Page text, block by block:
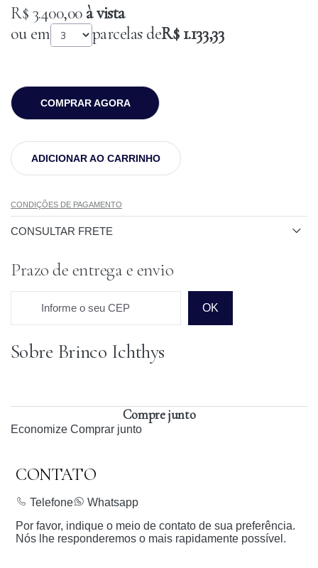
R$ 3.400,00à vista
ou em
parcelas deR$ 1.133,33
COMPRAR AGORA
ADICIONAR AO CARRINHO
CONDIÇÕES DE PAGAMENTO
CONSULTAR FRETE
Prazo de entrega e envio
Informe o seu CEP OK
Prazo para o CEP
Sobre Brinco Ichthys
Compre junto
Economize Comprar junto
CONTATO
Telefone
Whatsapp
Por favor, indique o meio de contato de sua preferência.
Nós lhe responderemos o mais rapidamente possível.